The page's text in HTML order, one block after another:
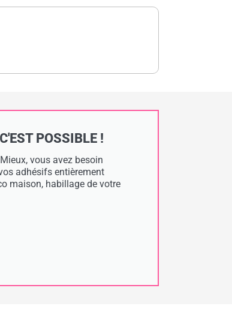
POSSIBLE !
vous avez besoin
adhésifs entièrement
maison, habillage de votre